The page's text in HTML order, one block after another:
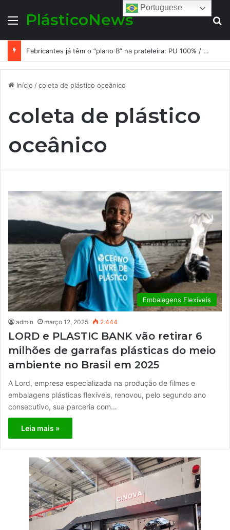
MenuPlásticoNews
Fabricantes já têm o “plano B” na prateleira: PU 100% / NC-free existe, mas ainda é pouco usado: a hora é transformar isso em projeto de resiliência
Início /coleta de plástico oceânico
coleta de plástico
oceânico
Embalagens Flexíveis
admin março 12, 2025 2.444
LORD e PLASTIC BANK vão retirar 6
milhões de garrafas plásticas do meio
ambiente no Brasil em 2025
A Lord, empresa especializada na produção de filmes e
embalagens plásticas flexíveis, renovou, pelo segundo ano
consecutivo, sua parceria com…
Leia mais »
Portuguese